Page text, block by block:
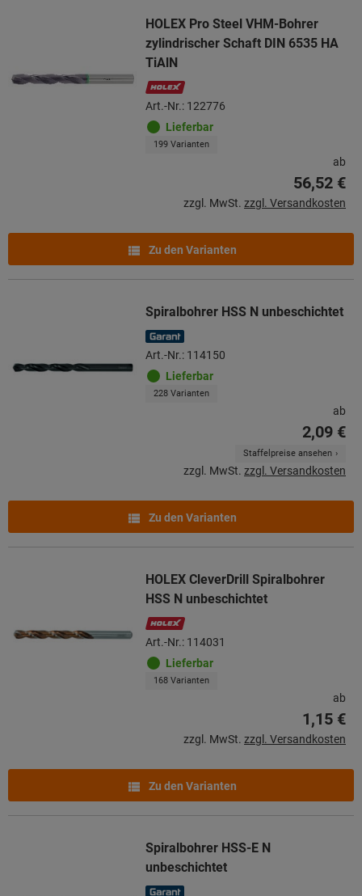
HOLEX Pro Steel VHM-Bohrer
zylindrischer Schaft DIN 6535 HA
TiAlN
Art.-Nr.: 122776
Lieferbar
199 Varianten
ab
56,52 €
zzgl. MwSt. zzgl. Versandkosten
Zu den Varianten
Spiralbohrer HSS N unbeschichtet
Art.-Nr.: 114150
Lieferbar
228 Varianten
ab
2,09 €
Staffelpreise ansehen
zzgl. MwSt. zzgl. Versandkosten
Zu den Varianten
HOLEX CleverDrill Spiralbohrer
HSS N unbeschichtet
Art.-Nr.: 114031
Lieferbar
168 Varianten
ab
1,15 €
zzgl. MwSt. zzgl. Versandkosten
Zu den Varianten
Spiralbohrer HSS-E N
unbeschichtet